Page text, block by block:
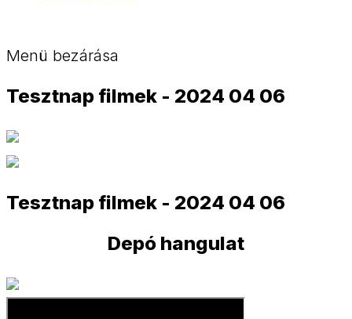
Menü bezárása
Tesztnap filmek - 2024 04 06
Tesztnap filmek - 2024 04 06
Depó hangulat